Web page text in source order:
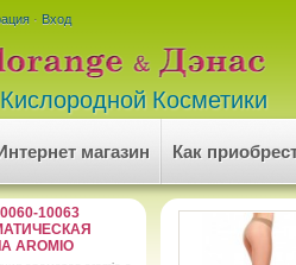
· Вход
Косметики
Интернет магазин Как
10063
AROMIO